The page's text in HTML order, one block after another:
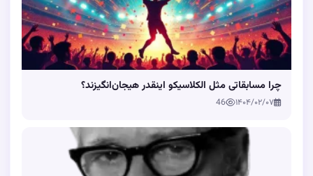
چرا مسابقاتی مثل الکلاسیکو اینقدر هیجان‌انگیزند؟
۱۴۰۴/۰۲/۰۷ 46